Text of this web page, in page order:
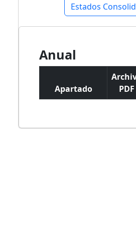
Estados
Anual
Apartado
PDF